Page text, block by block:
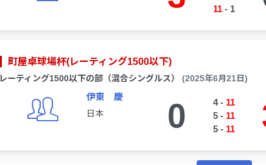
11- 1
町屋卓球場杯(レーティング1500以下)
レーティング1500以下の部（混合シングルス） (2025年6月21日)
伊東 慶
日本 0 4- 11
5- 11
5- 11